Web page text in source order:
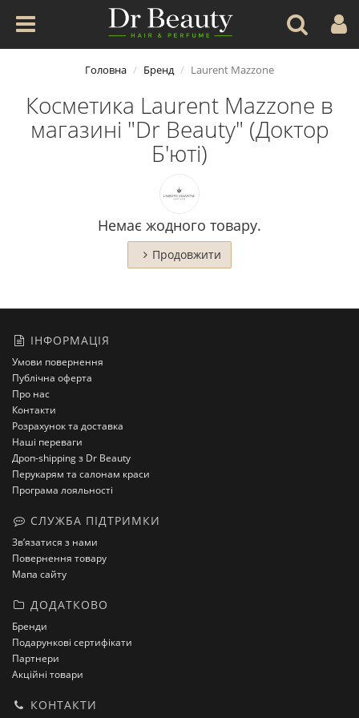
Головна Бренд Laurent Mazzone
Косметика Laurent Mazzone в
магазині "Dr Beauty" (Доктор
Б'юті)
Немає жодного товару.
Продовжити
ІНФОРМАЦІЯ
Умови повернення
Публічна оферта
Про нас
Контакти
Розрахунок та доставка
Наші переваги
Дроп-shipping з Dr Beauty
Перукарям та салонам краси
Програма лояльності
СЛУЖБА ПІДТРИМКИ
Зв’язатися з нами
Повернення товару
Мапа сайту
ДОДАТКОВО
Бренди
Подарункові сертифікати
Партнери
Акційні товари
КОНТАКТИ